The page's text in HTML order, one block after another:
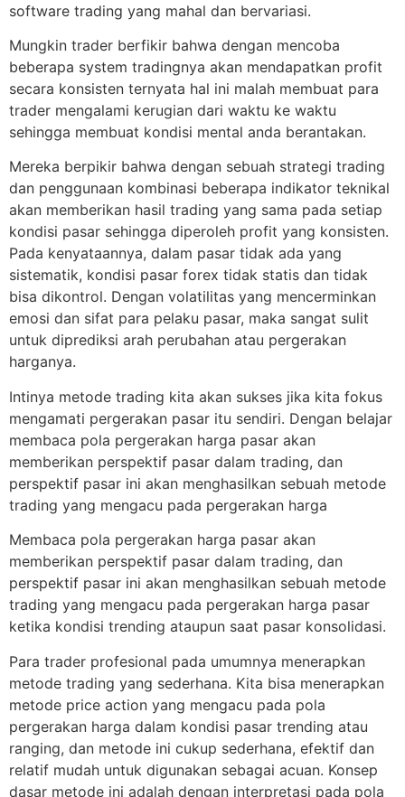
software trading yang mahal dan bervariasi.
Mungkin trader berfikir bahwa dengan mencoba
beberapa system tradingnya akan mendapatkan profit
secara konsisten ternyata hal ini malah membuat para
trader mengalami kerugian dari waktu ke waktu
sehingga membuat kondisi mental anda berantakan.
Mereka berpikir bahwa dengan sebuah strategi trading
dan penggunaan kombinasi beberapa indikator teknikal
akan memberikan hasil trading yang sama pada setiap
kondisi pasar sehingga diperoleh profit yang konsisten.
Pada kenyataannya, dalam pasar tidak ada yang
sistematik, kondisi pasar forex tidak statis dan tidak
bisa dikontrol. Dengan volatilitas yang mencerminkan
emosi dan sifat para pelaku pasar, maka sangat sulit
untuk diprediksi arah perubahan atau pergerakan
harganya.
Intinya metode trading kita akan sukses jika kita fokus
mengamati pergerakan pasar itu sendiri. Dengan belajar
membaca pola pergerakan harga pasar akan
memberikan perspektif pasar dalam trading, dan
perspektif pasar ini akan menghasilkan sebuah metode
trading yang mengacu pada pergerakan harga
Membaca pola pergerakan harga pasar akan
memberikan perspektif pasar dalam trading, dan
perspektif pasar ini akan menghasilkan sebuah metode
trading yang mengacu pada pergerakan harga pasar
ketika kondisi trending ataupun saat pasar konsolidasi.
Para trader profesional pada umumnya menerapkan
metode trading yang sederhana. Kita bisa menerapkan
metode price action yang mengacu pada pola
pergerakan harga dalam kondisi pasar trending atau
ranging, dan metode ini cukup sederhana, efektif dan
relatif mudah untuk digunakan sebagai acuan. Konsep
dasar metode ini adalah dengan interpretasi pada pola